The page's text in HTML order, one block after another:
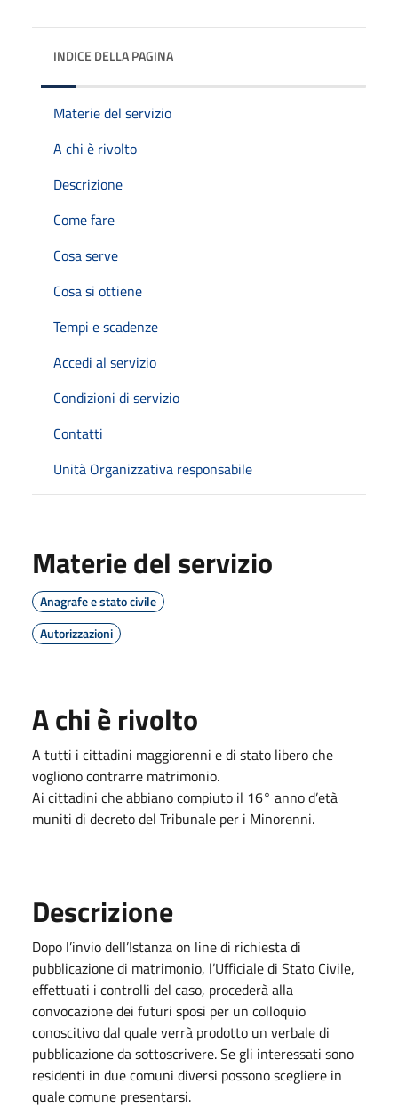
INDICE DELLA PAGINA
Materie del servizio
A chi è rivolto
Descrizione
Come fare
Cosa serve
Cosa si ottiene
Tempi e scadenze
Accedi al servizio
Condizioni di servizio
Contatti
Unità Organizzativa responsabile
Materie del servizio
Anagrafe e stato civile
Autorizzazioni
A chi è rivolto
A tutti i cittadini maggiorenni e di stato libero che
vogliono contrarre matrimonio.
Ai cittadini che abbiano compiuto il 16° anno d’età
muniti di decreto del Tribunale per i Minorenni.
Descrizione
Dopo l’invio dell’Istanza on line di richiesta di
pubblicazione di matrimonio, l’Ufficiale di Stato Civile,
effettuati i controlli del caso, procederà alla
convocazione dei futuri sposi per un colloquio
conoscitivo dal quale verrà prodotto un verbale di
pubblicazione da sottoscrivere. Se gli interessati sono
residenti in due comuni diversi possono scegliere in
quale comune presentarsi.